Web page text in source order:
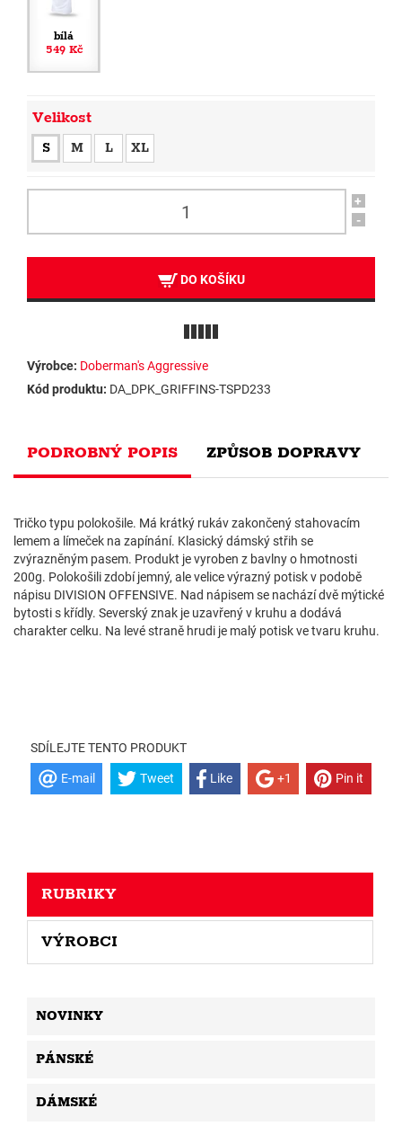
bílá
549 Kč
Velikost
S M L XL
+
-
DO KOŠÍKU
Výrobce: Doberman's Aggressive
Kód produktu: DA_DPK_GRIFFINS-TSPD233
PODROBNÝ POPIS ZPŮSOB DOPRAVY
Tričko typu polokošile. Má krátký rukáv zakončený stahovacím
lemem a límeček na zapínání. Klasický dámský střih se
zvýrazněným pasem. Produkt je vyroben z bavlny o hmotnosti
200g. Polokošili zdobí jemný, ale velice výrazný potisk v podobě
nápisu DIVISION OFFENSIVE. Nad nápisem se nachází dvě mýtické
bytosti s křídly. Severský znak je uzavřený v kruhu a dodává
charakter celku. Na levé straně hrudi je malý potisk ve tvaru kruhu.
SDÍLEJTE TENTO PRODUKT
E-mail Tweet Like +1 Pin it
RUBRIKY
VÝROBCI
NOVINKY
PÁNSKÉ
DÁMSKÉ